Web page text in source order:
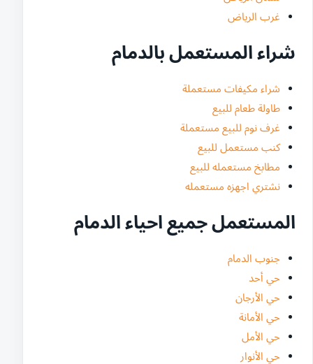
غرب الرياض
شراء المستعمل بالدمام
شراء مكيفات مستعملة
طاولة طعام للبيع
غرف نوم للبيع مستعملة
كنب مستعمل للبيع
مطابخ مستعمله للبيع
نشتري اجهزه مستعمله
المستعمل جميع احياء الدمام
جنوب الدمام
حي أحد
حي الأرجان
حي الأمانة
حي الأمل
حي الأنوار